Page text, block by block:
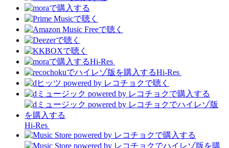
Hi-Res
Hi-Res
Hi-Res